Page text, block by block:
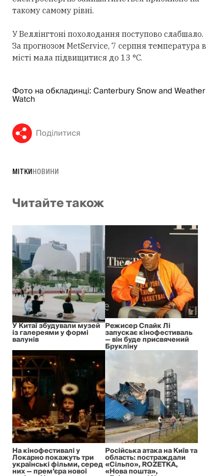
такому самому рівні.
У Веллінгтоні похолодання поступово слабшало.
За прогнозом MetService, 7 серпня температура в
місті мала підвищитися до 13 °C.
Фото на обкладинці: Canterbury Snow and Weather
Watch
Поділитися
МІТКИНОВИНИ
Читайте також
У Китаї збудували музей
із галереями у формі
валунів
Режисер Спайк Лі
запускає кінофестиваль
— він буде присвячений
Брукліну
На кінофестивалі у
Локарно покажуть три
українські фільми, серед
них — прем’єра нової
Російська атака на Київ та
область: постраждали
«Сільпо», ROZETKA,
«Нова пошта»,